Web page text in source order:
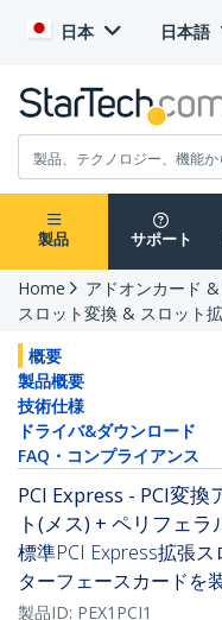
日本 日本語
製品 サポート
Home
アドオンカード
スロット変換 & スロット
概要
製品概要
技術仕様
ドライバ&ダウンロード
FAQ・コンプライアンス
PCI Express - PCI変換
ト(メス) + ペリフェ
標準PCI Express拡張
ターフェースカードを
製品ID: PEX1PCI1